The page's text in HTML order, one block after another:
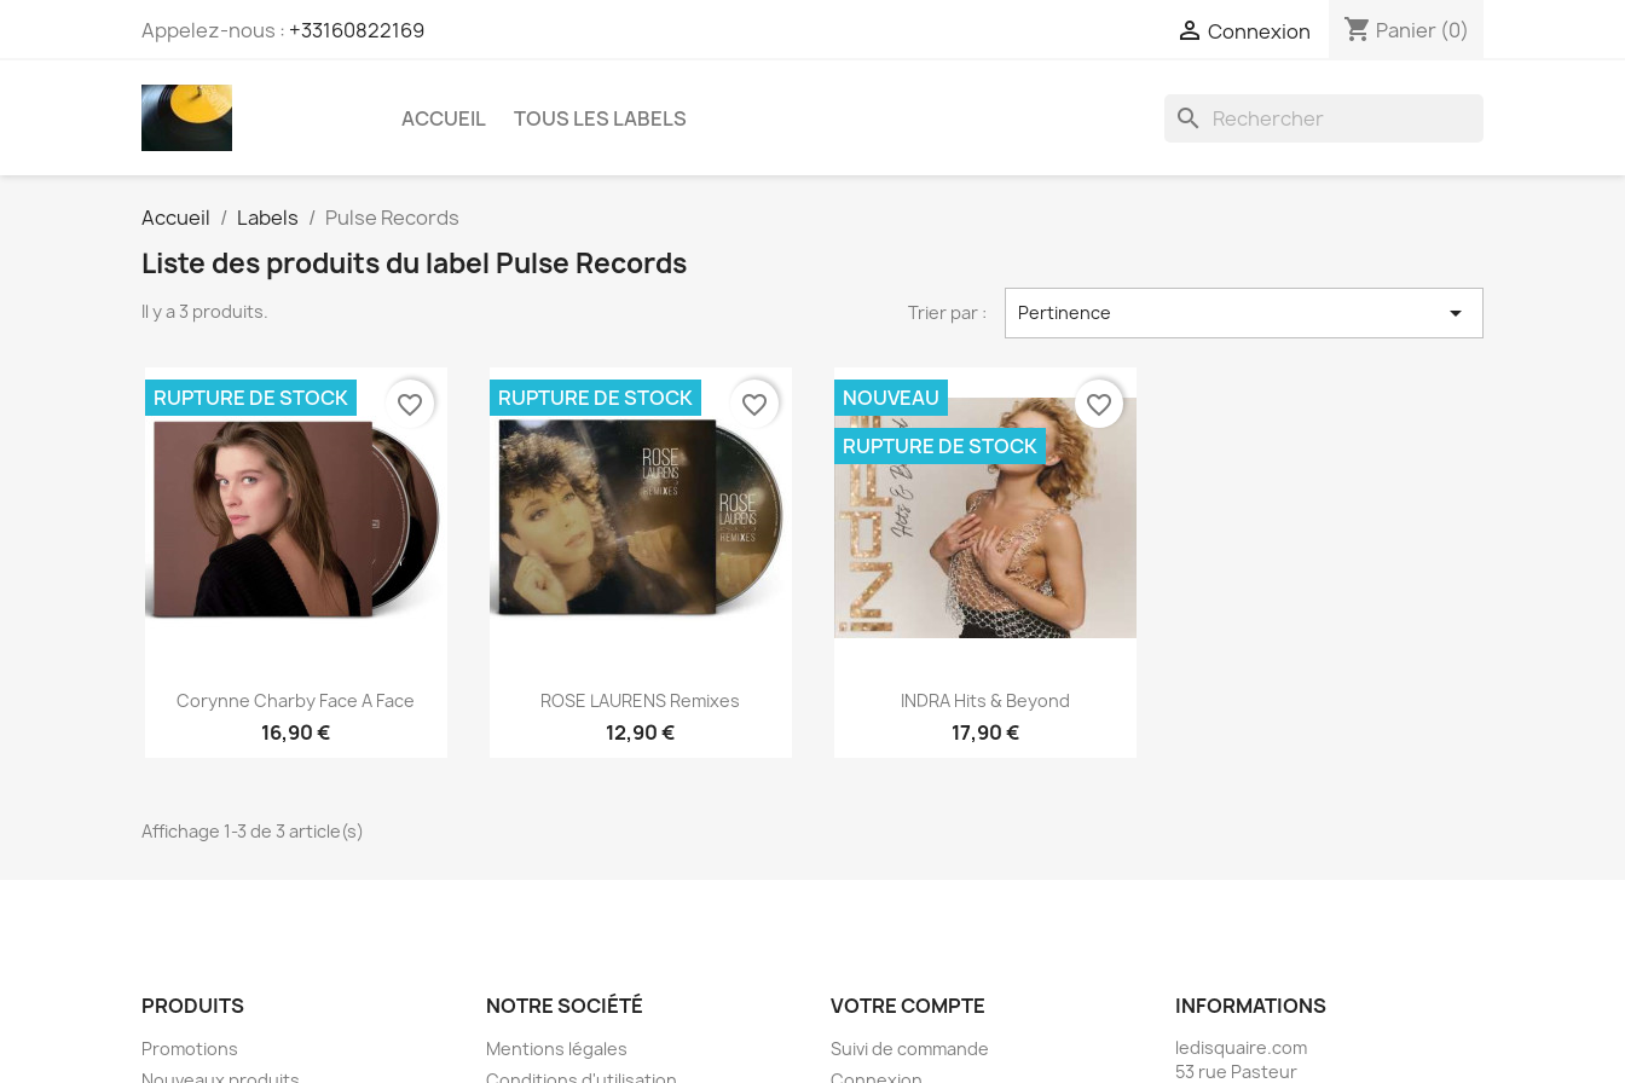
Appelez-nous : +33160822169  Connexion shopping_cart Panier (0)
ACCUEIL TOUS LES LABELS search
Accueil Labels Pulse Records
Liste des produits du label Pulse Records
Il y a 3 produits. Trier par : Pertinence 
Aperçu rapide
Corynne Charby Face A Face
16,90 €
RUPTURE DE STOCK favorite_border
 Aperçu rapide
ROSE LAURENS Remixes
12,90 €
RUPTURE DE STOCK favorite_border
Aperçu rapide
INDRA Hits & Beyond
17,90 €
NOUVEAU
RUPTURE DE STOCK
favorite_border
Affichage 1-3 de 3 article(s)
PRODUITS
Promotions
NOTRE SOCIÉTÉ
Mentions légales
VOTRE COMPTE
Suivi de commande
INFORMATIONS
ledisquaire.com
53 rue Pasteur